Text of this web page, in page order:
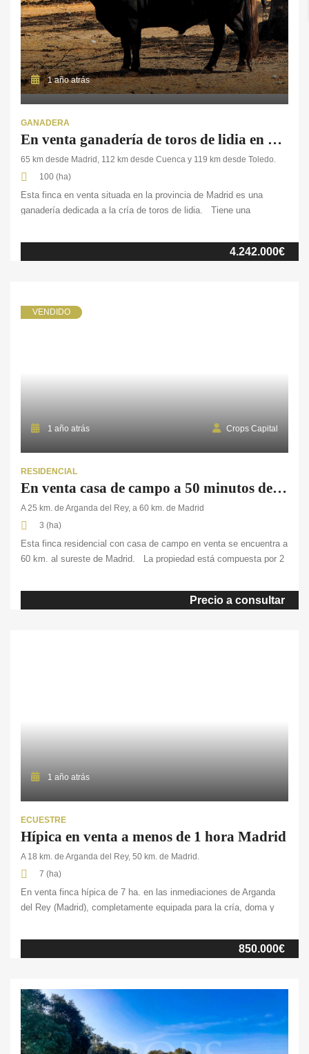
1 año atrás
GANADERA
En venta ganadería de toros de lidia en Madrid
65 km desde Madrid, 112 km desde Cuenca y 119 km desde Toledo.
100 (ha)
Esta finca en venta situada en la provincia de Madrid es una
ganadería dedicada a la cría de toros de lidia. Tiene una
instalaciones ganaderas, cuenta con espectacular villa, capilla
privada, plaza de toros y salón para eventos. Por privacidad y
4.242.000€
VENDIDO
1 año atrás Crops Capital
RESIDENCIAL
En venta casa de campo a 50 minutos de Madrid
A 25 km. de Arganda del Rey, a 60 km. de Madrid
3 (ha)
Esta finca residencial con casa de campo en venta se encuentra a
60 km. al sureste de Madrid. La propiedad está compuesta por 2
encontramos la casa principal, construida en madera, se despliega
Precio a consultar
1 año atrás
ECUESTRE
Hípica en venta a menos de 1 hora Madrid
A 18 km. de Arganda del Rey, 50 km. de Madrid.
7 (ha)
En venta finca hípica de 7 ha. en las inmediaciones de Arganda
del Rey (Madrid), completamente equipada para la cría, doma y
propiedad cumple con los estándares de calidad necesarios para
albergar caballos tanto en interior como en exterior, ofreciendo un
850.000€